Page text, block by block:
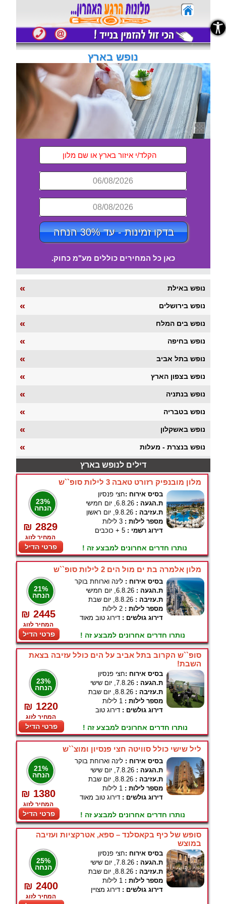
נופש בארץ
06/08/2026
08/08/2026
בדקו זמינות - עד 30% הנחה
כאן כל המחירים כוללים מע"מ כחוק.
« נופש באילת
« נופש בירושלים
« נופש בים המלח
« נופש בחיפה
« נופש בתל אביב
« נופש בצפון הארץ
« נופש בנתניה
« נופש בטבריה
« נופש באשקלון
« נופש בנצרת - מעלות
דילים לנופש בארץ
מלון מובנפיק רזורט טאבה 3 לילות סופ``ש
23%
הנחה
₪ 2829
המחיר לזוג
פרטי הדיל
בסיס אירוח :חצי פנסיון
ת.הגעה : 6.8.26, יום חמישי
ת.עזיבה : 9.8.26, יום ראשון
מספר לילות : 3 לילות
דירוג רשמי : 5 + כוכבים
נותרו חדרים אחרונים למבצע זה !
מלון אלמרה בת ים מול הים 2 לילות סופ``ש
21%
הנחה
₪ 2445
המחיר לזוג
פרטי הדיל
בסיס אירוח : לינה וארוחת בוקר
ת.הגעה : 6.8.26, יום חמישי
ת.עזיבה : 8.8.26, יום שבת
מספר לילות : 2 לילות
דירוג גולשים : דירוג טוב מאוד
נותרו חדרים אחרונים למבצע זה !
סופ``ש הקרוב בתל אביב על הים כולל עזיבה בצאת
השבת!
23%
הנחה
₪ 1220
המחיר לזוג
פרטי הדיל
בסיס אירוח :חצי פנסיון
ת.הגעה : 7.8.26, יום שישי
ת.עזיבה : 8.8.26, יום שבת
מספר לילות : 1 לילות
דירוג גולשים : דירוג טוב
נותרו חדרים אחרונים למבצע זה !
ליל שישי כולל סוויטה חצי פנסיון ומוצ``ש
21%
הנחה
₪ 1380
המחיר לזוג
פרטי הדיל
בסיס אירוח : לינה וארוחת בוקר
ת.הגעה : 7.8.26, יום שישי
ת.עזיבה : 8.8.26, יום שבת
מספר לילות : 1 לילות
דירוג גולשים : דירוג טוב מאוד
נותרו חדרים אחרונים למבצע זה !
סופש של כיף בקאסלנד – ספא, אטרקציות ועזיבה
במוצש
25%
הנחה
₪ 2400
המחיר לזוג
בסיס אירוח :חצי פנסיון
ת.הגעה : 7.8.26, יום שישי
ת.עזיבה : 8.8.26, יום שבת
מספר לילות : 1 לילות
דירוג גולשים : דירוג מצויין
נגישות